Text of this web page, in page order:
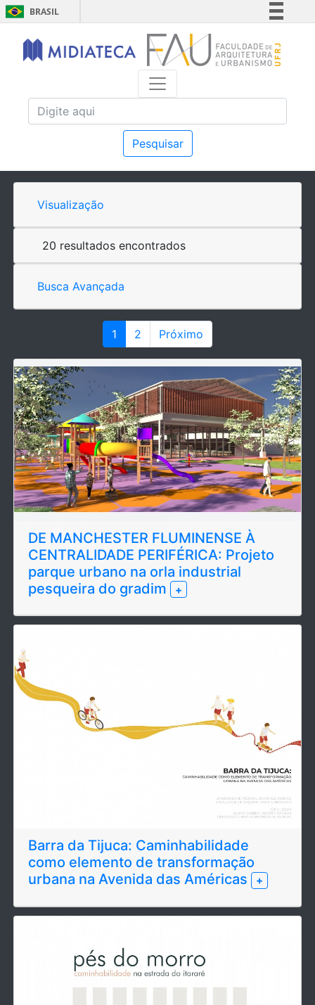
BRASIL
Simplifique!
Comunica BR
Acesso à informação
Pesquisar
Visualização
20 resultados encontrados
Busca Avançada
1 2 Próximo
DE MANCHESTER FLUMINENSE À
CENTRALIDADE PERIFÉRICA: Projeto
parque urbano na orla industrial
pesqueira do gradim
+
Barra da Tijuca: Caminhabilidade
como elemento de transformação
urbana na Avenida das Américas
+